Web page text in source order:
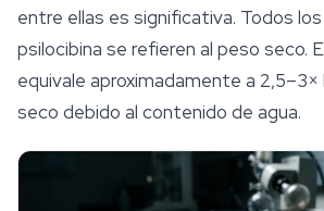
entre ellas es significativa. Todos
psilocibina se refieren al peso seco.
equivale aproximadamente a
seco debido al contenido de agua.